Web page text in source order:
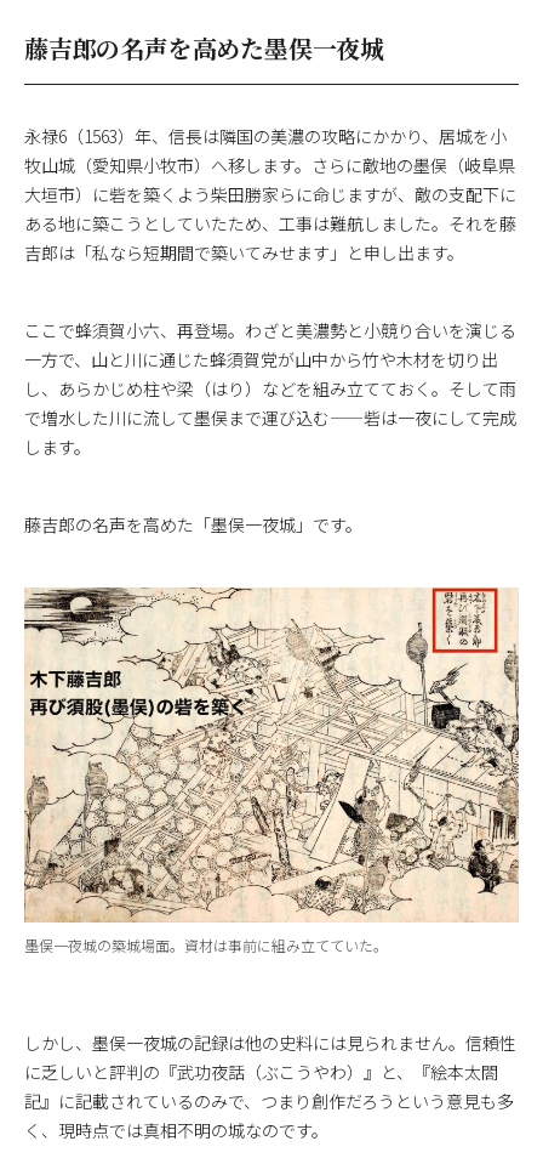
藤吉郎の名声を高めた墨俣一夜城
永禄6（1563）年、信長は隣国の美濃の攻略にかかり、居城を小
牧山城（愛知県小牧市）へ移します。さらに敵地の墨俣（岐阜県
大垣市）に砦を築くよう柴田勝家らに命じますが、敵の支配下に
ある地に築こうとしていたため、工事は難航しました。それを藤
吉郎は「私なら短期間で築いてみせます」と申し出ます。
ここで蜂須賀小六、再登場。わざと美濃勢と小競り合いを演じる
一方で、山と川に通じた蜂須賀党が山中から竹や木材を切り出
し、あらかじめ柱や梁（はり）などを組み立てておく。そして雨
で増水した川に流して墨俣まで運び込む——砦は一夜にして完成
します。
藤吉郎の名声を高めた「墨俣一夜城」です。
墨俣一夜城の築城場面。資材は事前に組み立てていた。
しかし、墨俣一夜城の記録は他の史料には見られません。信頼性
に乏しいと評判の『武功夜話（ぶこうやわ）』と、『絵本太閤
記』に記載されているのみで、つまり創作だろうという意見も多
く、現時点では真相不明の城なのです。